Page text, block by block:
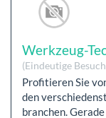
Werkzeug-
(Eindeutige
Profitieren Sie
den
branchen.